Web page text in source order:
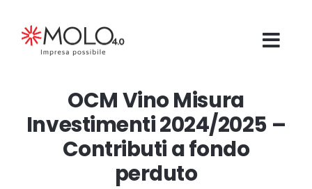
contenuto
OCM Vino Misura
Investimenti 2024/2025 –
Contributi a fondo
perduto